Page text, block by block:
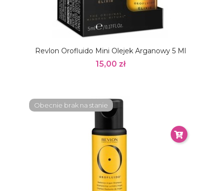
Revlon Orofluido Mini Olejek Arganowy 5 Ml
15,00 zł
Obecnie brak na stanie